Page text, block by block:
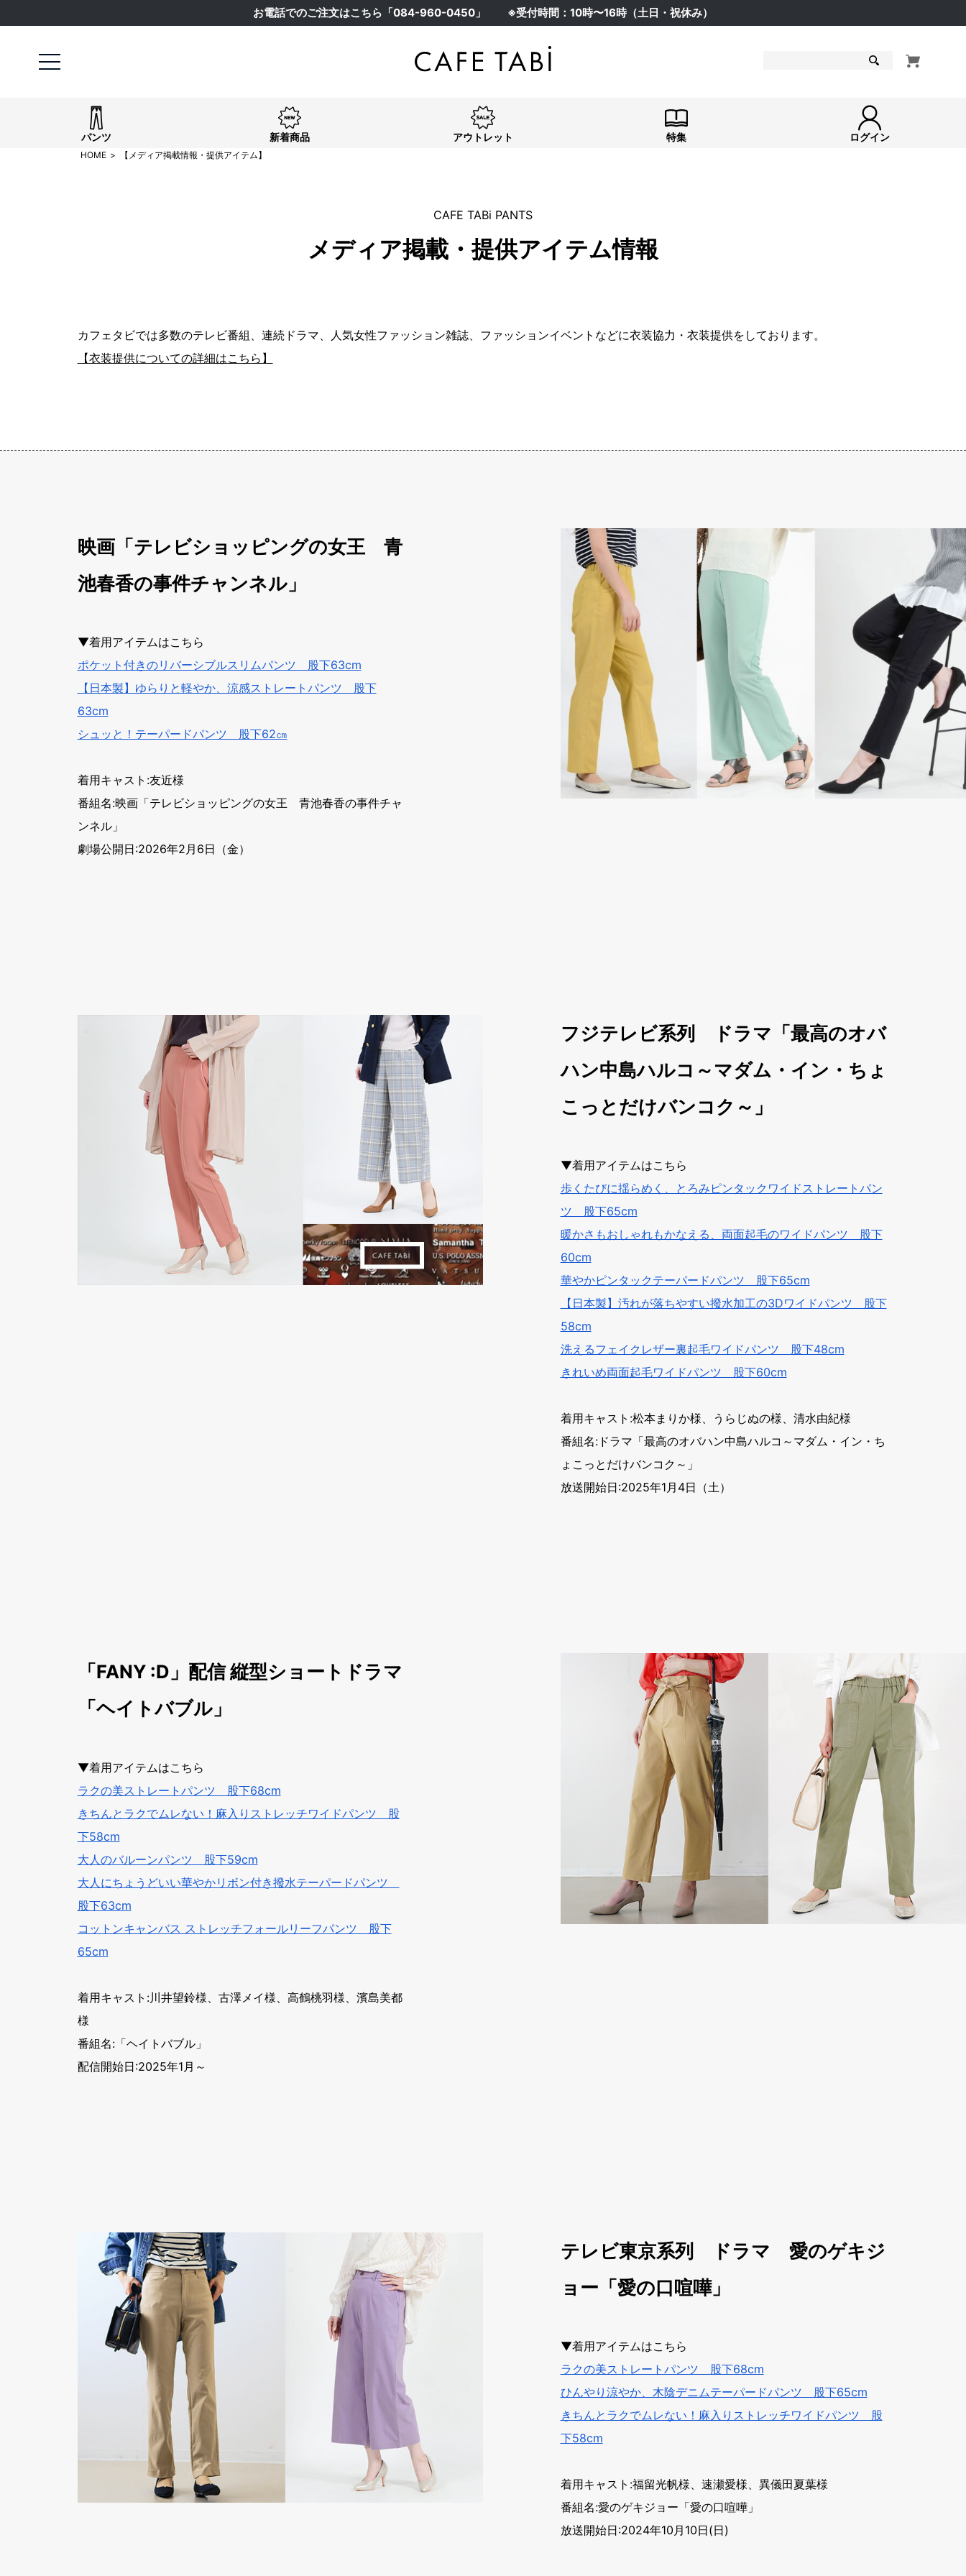
お電話でのご注文はこちら「084-960-0450 」 ※受付時間：10時〜16時（土日・祝休み）
パンツ 新着商品 アウトレット 特集 ログイン
HOME 【メディア掲載情報・提供アイテム】
CAFE TABi PANTS
メディア掲載・提供アイテム情報
カフェタビでは多数のテレビ番組、連続ドラマ、人気女性ファッション雑誌、ファッションイベントなどに衣装協力・衣装提供をしております。
【衣装提供についての詳細はこちら】
映画「テレビショッピングの女王 青
池春香の事件チャンネル」
▼着用アイテムはこちら
ポケット付きのリバーシブルスリムパンツ 股下63cm
【日本製】ゆらりと軽やか、涼感ストレートパンツ 股下
63cm
シュッと！テーパードパンツ 股下62㎝
着用キャスト:友近様
番組名:映画「テレビショッピングの女王 青池春香の事件チャ
ンネル」
劇場公開日:2026年2月6日（金）
フジテレビ系列 ドラマ「最高のオバ
ハン中島ハルコ～マダム・イン・ちょ
こっとだけバンコク～」
▼着用アイテムはこちら
歩くたびに揺らめく、とろみピンタックワイドストレートパン
ツ 股下65cm
暖かさもおしゃれもかなえる、両面起毛のワイドパンツ 股下
60cm
華やかピンタックテーパードパンツ 股下65cm
【日本製】汚れが落ちやすい撥水加工の3Dワイドパンツ 股下
58cm
洗えるフェイクレザー裏起毛ワイドパンツ 股下48cm
きれいめ両面起毛ワイドパンツ 股下60cm
着用キャスト:松本まりか様、うらじぬの様、清水由紀様
番組名:ドラマ「最高のオバハン中島ハルコ～マダム・イン・ち
ょこっとだけバンコク～」
放送開始日:2025年1月4日（土）
「FANY :D」配信 縦型ショートドラマ
「ヘイトバブル」
▼着用アイテムはこちら
ラクの美ストレートパンツ 股下68cm
きちんとラクでムレない！麻入りストレッチワイドパンツ 股
下58cm
大人のバルーンパンツ 股下59cm
大人にちょうどいい華やかリボン付き撥水テーパードパンツ
股下63cm
コットンキャンバス ストレッチフォールリーフパンツ 股下
65cm
着用キャスト:川井望鈴様、古澤メイ様、高鶴桃羽様、濱島美都
様
番組名:「ヘイトバブル」
配信開始日:2025年1月～
テレビ東京系列 ドラマ 愛のゲキジ
ョー「愛の口喧嘩」
▼着用アイテムはこちら
ラクの美ストレートパンツ 股下68cm
ひんやり涼やか、木陰デニムテーパードパンツ 股下65cm
きちんとラクでムレない！麻入りストレッチワイドパンツ 股
下58cm
着用キャスト:福留光帆様、速瀬愛様、異儀田夏葉様
番組名:愛のゲキジョー「愛の口喧嘩」
放送開始日:2024年10月10日(日)